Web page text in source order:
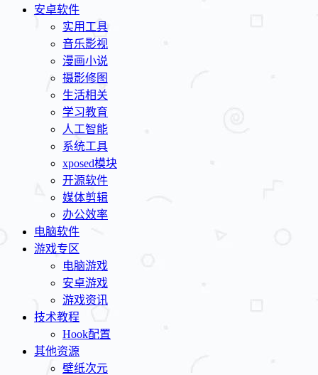
安卓软件
实用工具
音乐影视
漫画小说
摄影修图
生活相关
学习教育
人工智能
系统工具
xposed模块
开源软件
媒体剪辑
办公效率
电脑软件
游戏专区
电脑游戏
安卓游戏
游戏资讯
技术教程
Hook配置
其他资源
壁纸次元